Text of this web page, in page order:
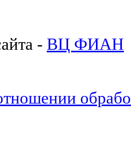
- ВЦ ФИАН